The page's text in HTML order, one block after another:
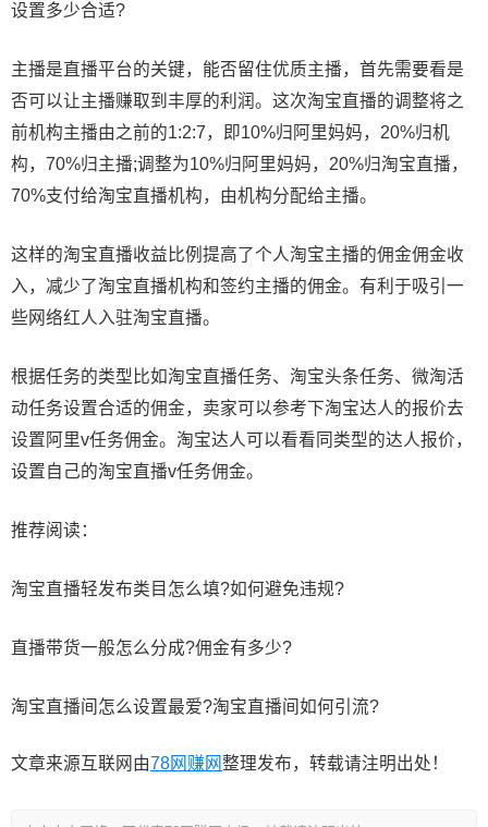
设置多少合适?
主播是直播平台的关键，能否留住优质主播，首先需要看是
否可以让主播赚取到丰厚的利润。这次淘宝直播的调整将之
前机构主播由之前的1:2:7，即10%归阿里妈妈，20%归机
构，70%归主播;调整为10%归阿里妈妈，20%归淘宝直播，
70%支付给淘宝直播机构，由机构分配给主播。
这样的淘宝直播收益比例提高了个人淘宝主播的佣金佣金收
入，减少了淘宝直播机构和签约主播的佣金。有利于吸引一
些网络红人入驻淘宝直播。
根据任务的类型比如淘宝直播任务、淘宝头条任务、微淘活
动任务设置合适的佣金，卖家可以参考下淘宝达人的报价去
设置阿里v任务佣金。淘宝达人可以看看同类型的达人报价，
设置自己的淘宝直播v任务佣金。
推荐阅读：
淘宝直播轻发布类目怎么填?如何避免违规?
直播带货一般怎么分成?佣金有多少?
淘宝直播间怎么设置最爱?淘宝直播间如何引流?
文章来源互联网由78网赚网整理发布，转载请注明出处！